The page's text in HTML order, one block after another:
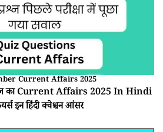
Current Affairs 2025
का Current Affairs 2025 In Hindi
इन हिंदी क्वेश्चन आंसर